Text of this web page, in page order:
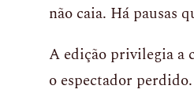
não caia. Há pausas
A edição privilegia a
o espectador